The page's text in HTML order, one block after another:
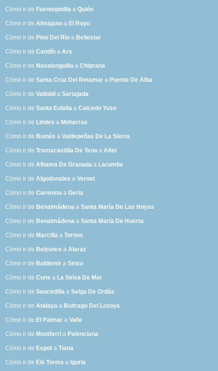
Cómo ir de Fuentepinilla aQuión
Cómo ir deAlmajano a El Royo
Cómo ir de Pino Del Río a Bellestar
Cómo ir deCandín aArs
Cómo ir de Navalonguilla aChiprana
Cómo ir deSanta Cruz Del Retamar a Puente De Alba
Cómo ir deVallobil aSartajada
Cómo ir deSanta Eulalia aCaicedo Yuso
Cómo ir de Lindes a Moharras
Cómo ir de Boinás aValdepeñas De La Sierra
Cómo ir deTramacastilla De Tena aAltet
Cómo ir deAlhama De Granada a Larumbe
Cómo ir deAlgodonales aVernet
Cómo ir deCarmona aGeria
Cómo ir de Benalmádena aSanta María De Las Hoyas
Cómo ir de Benalmádena aSanta María De Huerta
Cómo ir de Marcilla aTornos
Cómo ir de Belzunce aAlaraz
Cómo ir de Baldemir aSeixo
Cómo ir deCuns a La Selva De Mar
Cómo ir deSaucedilla aSelga De Ordás
Cómo ir deAtalaya a Buitrago Del Lozoya
Cómo ir de El Palmar aValle
Cómo ir de Montferri a Palenciana
Cómo ir de Espot aTiana
Cómo ir de Els Torms a Iguria